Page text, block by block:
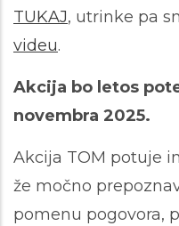
TUKAJ, utrinke pa
videu.
Akcija bo letos
novembra 2025.
Akcija TOM potuje
že močno
pomenu pogovora,